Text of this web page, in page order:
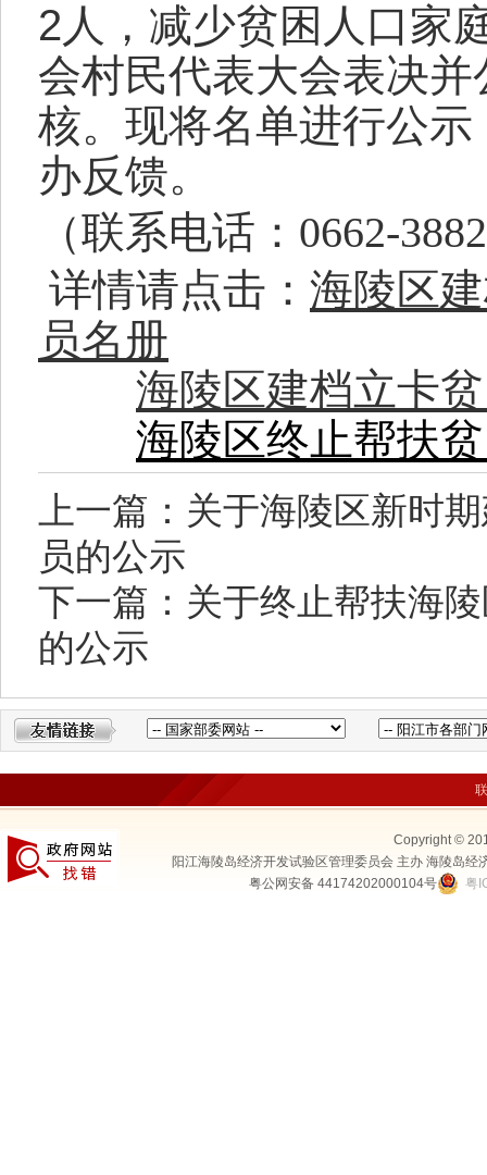
2人，减少贫困人口家
会村民代表大会表决
核。现将名单进行公
办反馈。
（联系电话：0662-
详情请点击： 海陵区
员名册
海陵区建档立卡
海陵区终止帮扶
上一篇：关于海陵区新时
员的公示
下一篇：关于终止帮扶海
的公示
Copyright ©
阳江海陵岛经济开发试验区管理委员会 主办 海陵岛
粤公网安备 44174202000104号
粤